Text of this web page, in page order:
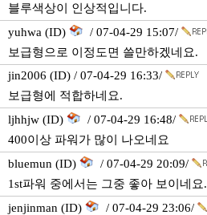
블루색상이 인상적입니다.
yuhwa (ID)
/ 07-04-29 15:07/
보급형으로 이정도면 쓸만하겠네요.
jin2006 (ID) / 07-04-29 16:33/
보급형에 적합하네요.
ljhhjw (ID)
/ 07-04-29 16:48/
400이상 파워가 많이 나오네요
bluemun (ID)
/ 07-04-29 20:09/
1st파워 중에서는 그중 좋아 보이네요.
jenjinman (ID)
/ 07-04-29 23:06/